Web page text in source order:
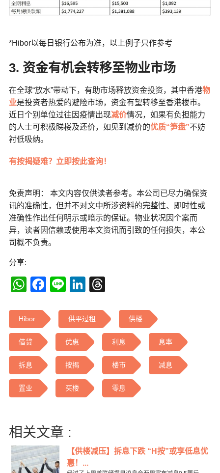
*Hibor以每日银行公布为准，以上例子只作参考
3. 资金有机会转移至物业市场
在全球“放水”带动下，有助市场释放资金投资，其中香港物
业是投资者热爱的避险市场，资金有望转移至香港楼市。
近日个别单位过往因疫情出现减价情况，如果有负担能力
的人士可积极睇楼及还价，如见到减价的优质“笋盘”不妨
衬低吸纳。
有按揭疑难？立即按此查询！
免责声明： 本文内容仅供读者参考。本公司已尽力确保资
讯的准确性，但并不对文中所涉资料的完整性、即时性或
准确性作出任何明示或暗示的保证。物业状况因个案而
异，读者因信赖或使用本文资讯而引致的任何损失，本公
司概不负责。
分享:
WhatsApp
Facebook
LineLinkedIn
Hibor 供平过租 供楼
借贷 优惠 利息 息率
拆息 按揭 楼市 减息
置业 买楼 零息
相关文章 :
【供楼减压】拆息下跌 “H按”或享低息优
惠！...